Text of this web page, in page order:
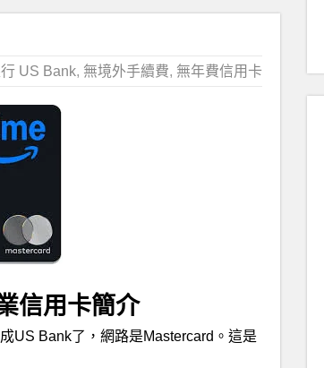
US Bank, 無境外手續費, 無年費信用卡
信用卡簡介
US Bank了，網路是Mastercard。這是